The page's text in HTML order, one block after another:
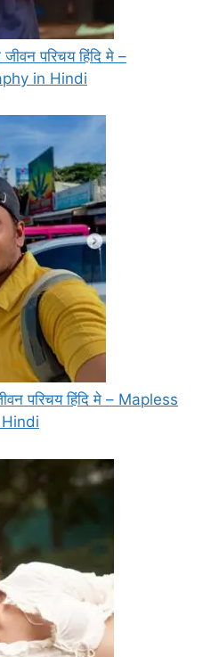
परिचय हिंदि मे –
in Hindi
परिचय हिंदि मे – Mapless